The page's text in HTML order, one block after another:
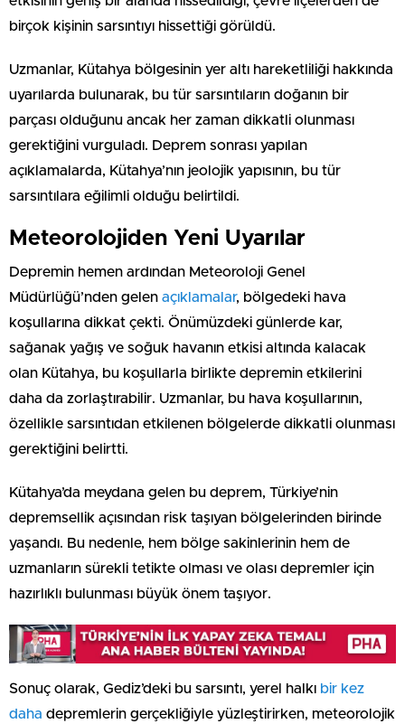
birçok kişinin sarsıntıyı hissettiği görüldü.
Uzmanlar, Kütahya bölgesinin yer altı hareketliliği hakkında
uyarılarda bulunarak, bu tür sarsıntıların doğanın bir
parçası olduğunu ancak her zaman dikkatli olunması
gerektiğini vurguladı. Deprem sonrası yapılan
açıklamalarda, Kütahya’nın jeolojik yapısının, bu tür
sarsıntılara eğilimli olduğu belirtildi.
Meteorolojiden Yeni Uyarılar
Depremin hemen ardından Meteoroloji Genel
Müdürlüğü’nden gelen açıklamalar, bölgedeki hava
koşullarına dikkat çekti. Önümüzdeki günlerde kar,
sağanak yağış ve soğuk havanın etkisi altında kalacak
olan Kütahya, bu koşullarla birlikte depremin etkilerini
daha da zorlaştırabilir. Uzmanlar, bu hava koşullarının,
özellikle sarsıntıdan etkilenen bölgelerde dikkatli olunması
gerektiğini belirtti.
Kütahya’da meydana gelen bu deprem, Türkiye’nin
depremsellik açısından risk taşıyan bölgelerinden birinde
yaşandı. Bu nedenle, hem bölge sakinlerinin hem de
uzmanların sürekli tetikte olması ve olası depremler için
hazırlıklı bulunması büyük önem taşıyor.
Sonuç olarak, Gediz’deki bu sarsıntı, yerel halkı bir kez
daha depremlerin gerçekliğiyle yüzleştirirken, meteorolojik